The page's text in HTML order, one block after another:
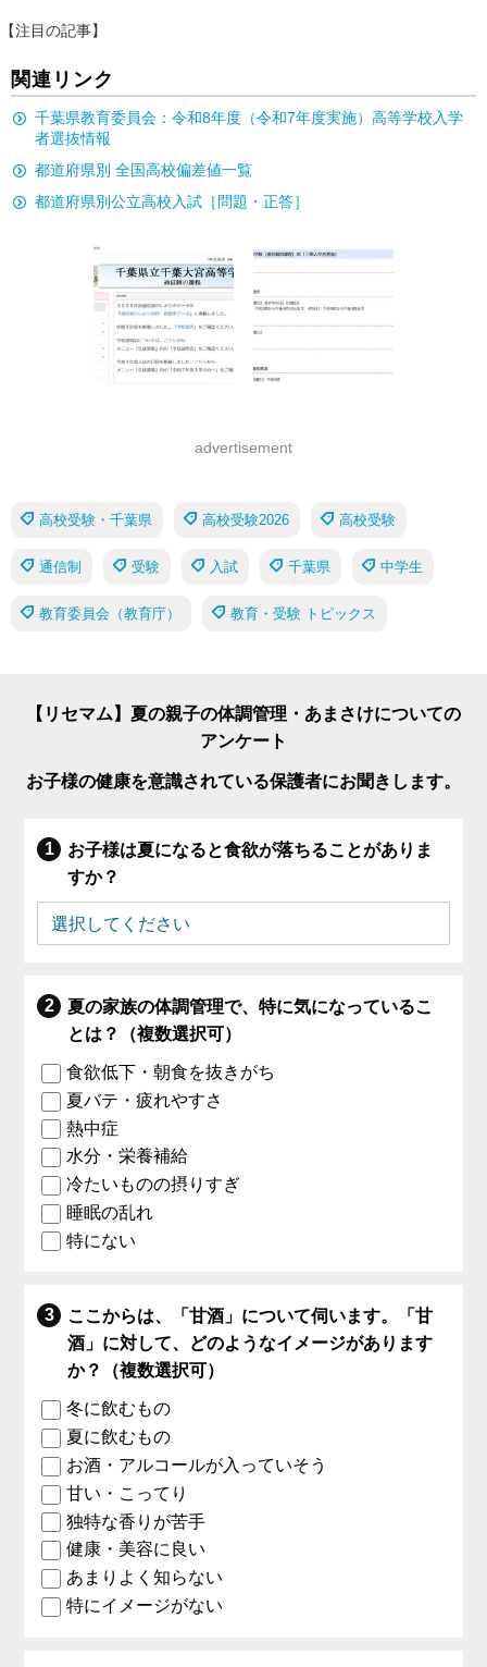
【注目の記事】
関連リンク
千葉県教育委員会：令和8年度（令和7年度実施）高等学校入学
者選抜情報
都道府県別 全国高校偏差値一覧
都道府県別公立高校入試［問題・正答］
advertisement
高校受験・千葉県 高校受験2026 高校受験
通信制 受験 入試 千葉県 中学生
教育委員会（教育庁） 教育・受験 トピックス
【リセマム】夏の親子の体調管理・あまさけについての
アンケート
お子様の健康を意識されている保護者にお聞きします。
お子様は夏になると食欲が落ちることがありま
すか？
夏の家族の体調管理で、特に気になっているこ
とは？（複数選択可）
食欲低下・朝食を抜きがち
夏バテ・疲れやすさ
熱中症
水分・栄養補給
冷たいものの摂りすぎ
睡眠の乱れ
特にない
ここからは、「甘酒」について伺います。「甘
酒」に対して、どのようなイメージがあります
か？（複数選択可）
冬に飲むもの
夏に飲むもの
お酒・アルコールが入っていそう
甘い・こってり
独特な香りが苦手
健康・美容に良い
あまりよく知らない
特にイメージがない